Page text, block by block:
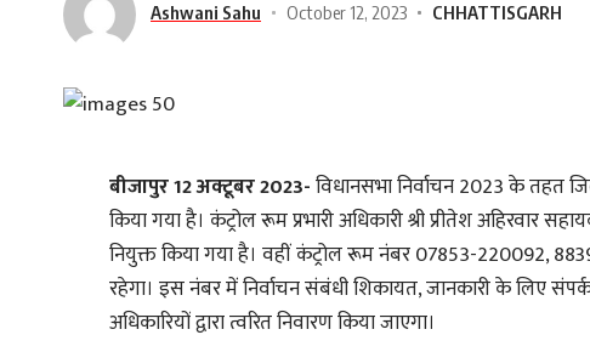
Ashwani Sahu October 12, 2023 CHHATTISGARH
बीजापुर 12 अक्टूबर 2023-विधानसभा निर्वाचन 2023 के तहत
किया गया है। कंट्रोल रूम प्रभारी अधिकारी श्री प्रीतेश अहिरवार
नियुक्त किया गया है। वहीं कंट्रोल रूम नंबर 07853-220092,
रहेगा। इस नंबर में निर्वाचन संबंधी शिकायत, जानकारी के लिए
अधिकारियों द्वारा त्वरित निवारण किया जाएगा।